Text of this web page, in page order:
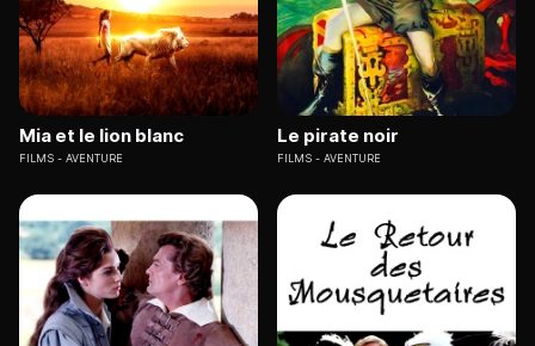
Mia et le lion blanc
FILMS AVENTURE
Le pirate noir
FILMS AVENTURE